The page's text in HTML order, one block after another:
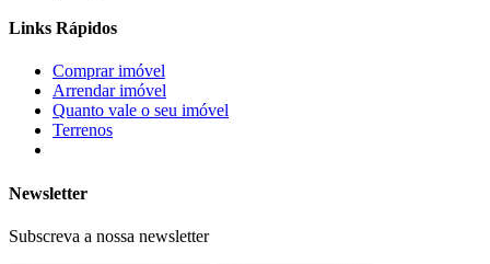
Links Rápidos
Comprar imóvel
Arrendar imóvel
Quanto vale o seu imóvel
Terrenos
Newsletter
Subscreva a nossa newsletter